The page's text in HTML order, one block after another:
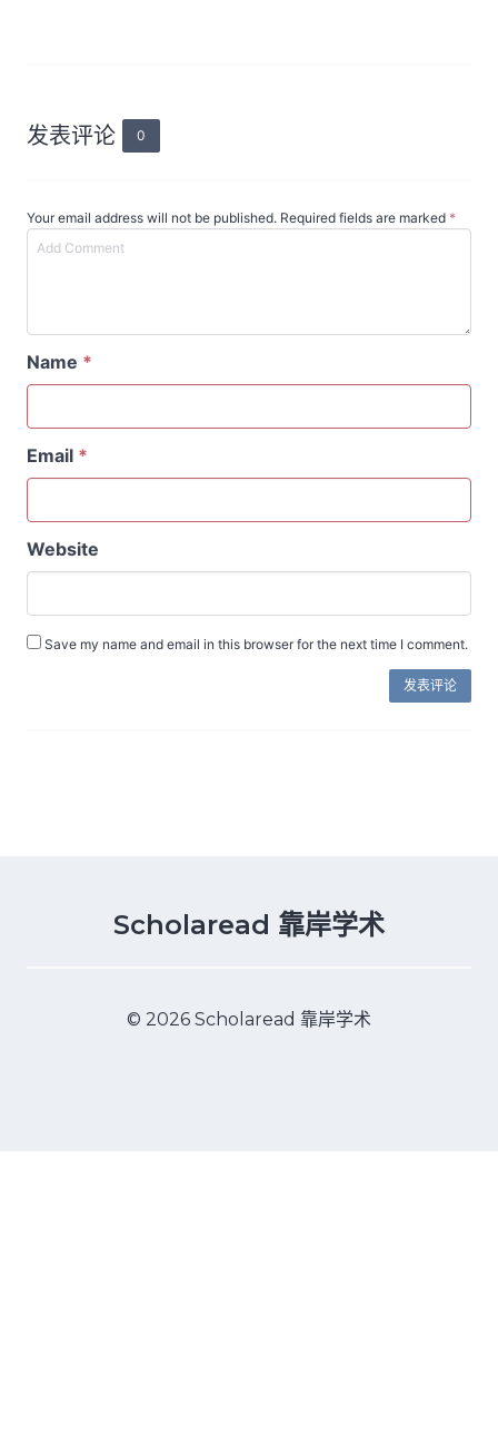
发表评论 0
Your email address will not be published. Required fields are marked *
Name *
Email *
Website
Save my name and email in this browser for the next time I comment.
Scholaread 靠岸学术
© 2026 Scholaread 靠岸学术